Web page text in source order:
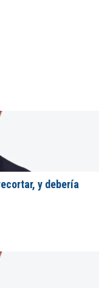
y debería